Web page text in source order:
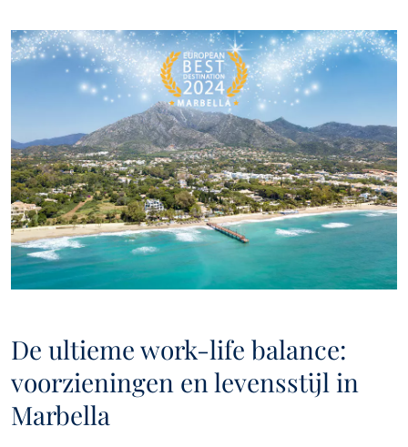
De ultieme work-life balance:
voorzieningen en levensstijl in
Marbella